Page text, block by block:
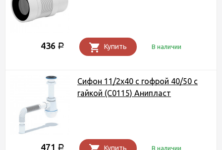
436 Р Купить В наличии
Сифон 11/2х40 с гофрой 40/50 с
гайкой (C0115) Анипласт
471 Р Купить В наличии